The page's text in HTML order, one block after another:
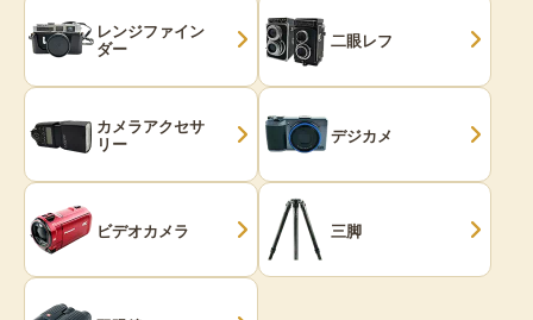
レンジファイン
ダー 二眼レフ
カメラアクセサ
リー デジカメ
ビデオカメラ 三脚